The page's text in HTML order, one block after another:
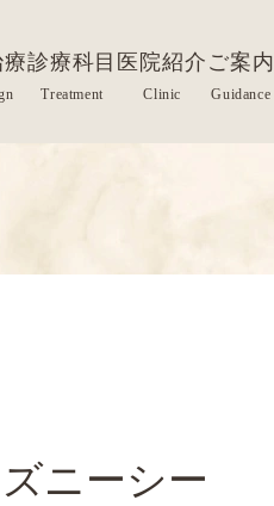
診療科目 医院紹介 ご案内
ニーシー